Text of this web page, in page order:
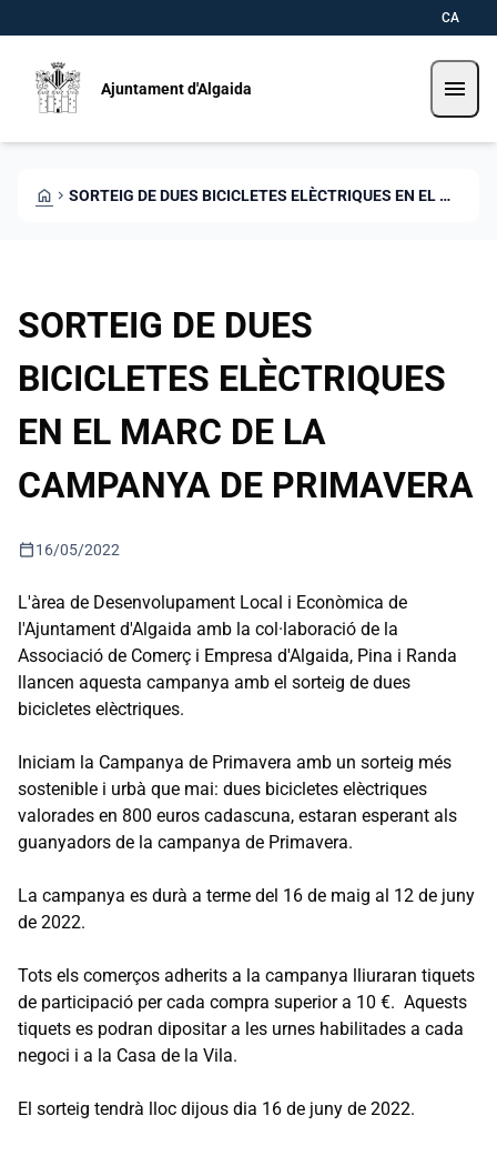
CA
Ajuntament d'Algaida menu
HOME CHEVRON_RIGHT SORTEIG DE DUES BICICLETES ELÈCTRIQUES EN EL MARC DE LA CAMPANYA DE PRIMAVERA
SORTEIG DE DUES
BICICLETES ELÈCTRIQUES
EN EL MARC DE LA
CAMPANYA DE PRIMAVERA
calendar_today16/05/2022
L'àrea de Desenvolupament Local i Econòmica de
l'Ajuntament d'Algaida amb la col·laboració de la
Associació de Comerç i Empresa d'Algaida, Pina i Randa
llancen aquesta campanya amb el sorteig de dues
bicicletes elèctriques.
Iniciam la Campanya de Primavera amb un sorteig més
sostenible i urbà que mai: dues bicicletes elèctriques
valorades en 800 euros cadascuna, estaran esperant als
guanyadors de la campanya de Primavera.
La campanya es durà a terme del 16 de maig al 12 de juny
de 2022.
Tots els comerços adherits a la campanya lliuraran tiquets
de participació per cada compra superior a 10 €. Aquests
tiquets es podran dipositar a les urnes habilitades a cada
negoci i a la Casa de la Vila.
El sorteig tendrà lloc dijous dia 16 de juny de 2022.